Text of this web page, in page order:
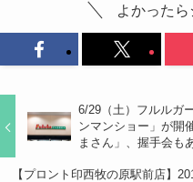
よかったら
6/29（土）フルルガ
ンマンショー」が開
まさん」、握手会も
【プロント印西牧の原駅前店】